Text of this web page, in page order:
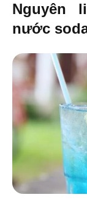
Nguyên
nước